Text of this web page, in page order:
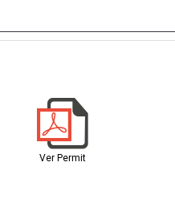
Ver Permit